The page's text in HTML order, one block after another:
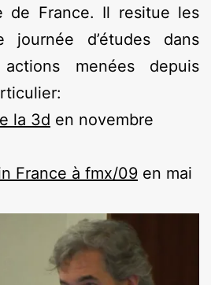
de France. Il resitue les
d’études dans
actions menées depuis
la 3d en novembre
France à fmx/09 en mai